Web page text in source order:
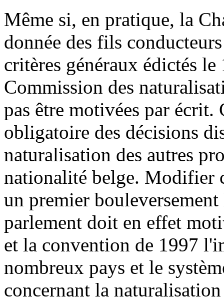
Même si, en pratique, la
donnée des fils
critères généraux édictés
Commission des
pas être motivées par écrit.
obligatoire des décisions
naturalisation des autres
nationalité belge. Modifier
un premier
parlement doit en effet
et la convention de 1997
nombreux pays et le
concernant la